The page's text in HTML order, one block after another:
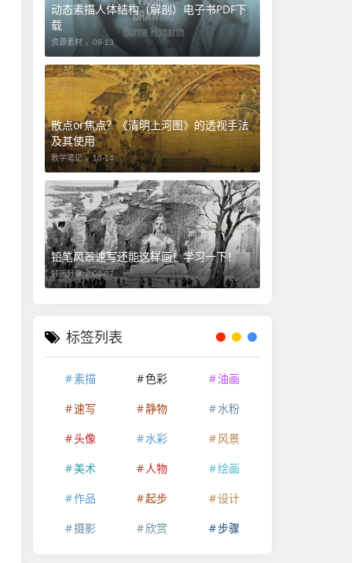
动态素描人体结构（解剖）电子书PDF下
载
资源素材 ， 09-13
​散点or焦点？《清明上河图》的透视手法
及其使用
教学笔记 ， 10-14
铅笔风景速写还能这样画！学习一下！
好画分享 ，08-07
标签列表
素描 色彩
油画
速写
静物
水粉
头像
水彩
风景
美术
人物
绘画
作品
起步
设计
摄影
欣赏 步骤